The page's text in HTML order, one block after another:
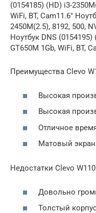
(0154185) (HD) i3-
WiFi, BT, Cam11.6″
2450M(2.5), 8192, 500,
Ноутбук DNS (0154195)
GT650M 1Gb, WiFi, BT,
Преимущества Clevo
Высокая
Высокая
Отличное
Матовый экран
Недостатки Clevo
Довольно
Толстый